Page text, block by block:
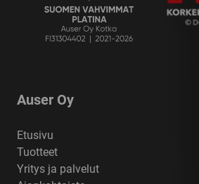
Auser Oy
Etusivu
Tuotteet
Yritys ja palvelut